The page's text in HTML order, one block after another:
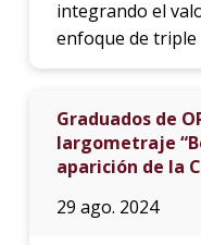
integrando el
enfoque de triple
Graduados de
largometraje
aparición de la
29 ago. 2024